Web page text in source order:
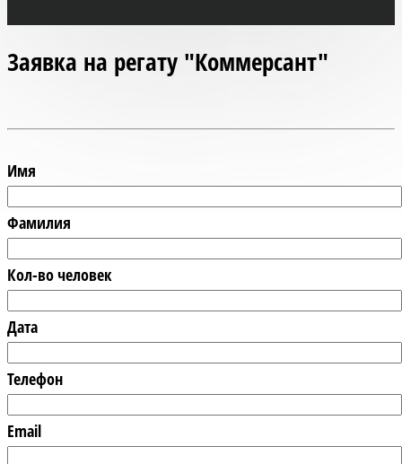
Заявка на регату "Коммерсант"
Имя
Фамилия
Кол-во человек
Дата
Телефон
Email